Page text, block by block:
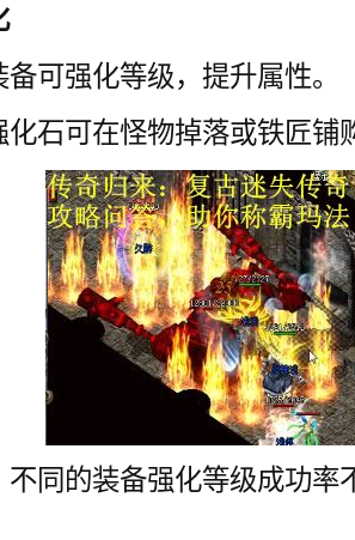
可强化等级，提升属性。
化石可在怪物掉落或铁匠铺
不同的装备强化等级成功率